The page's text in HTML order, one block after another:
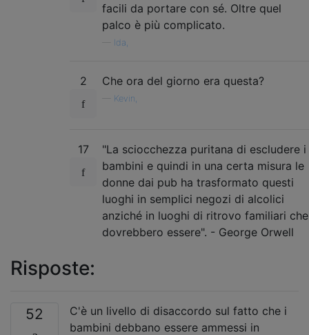
facili da portare con sé. Oltre quel
palco è più complicato.
Ida,
2 Che ora del giorno era questa?
Kevin,
17
"La sciocchezza puritana di escludere i
bambini e quindi in una certa misura le
donne dai pub ha trasformato questi
luoghi in semplici negozi di alcolici
anziché in luoghi di ritrovo familiari che
dovrebbero essere". - George Orwell
Risposte:
52
C'è un livello di disaccordo sul fatto che i
bambini debbano essere ammessi in